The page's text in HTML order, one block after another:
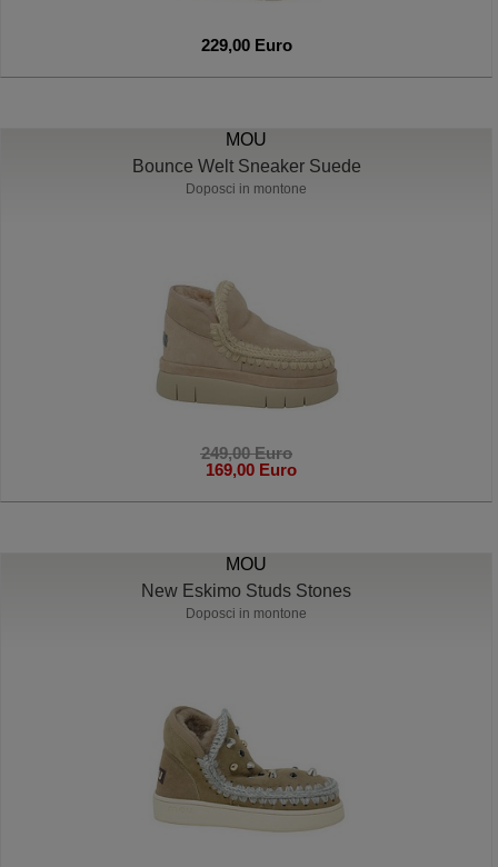
229,00 Euro
MOU
Bounce Welt Sneaker Suede
Doposci in montone
249,00 Euro
169,00 Euro
MOU
New Eskimo Studs Stones
Doposci in montone